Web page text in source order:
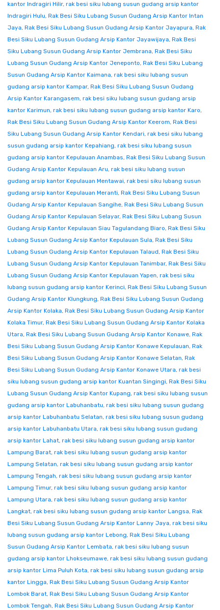
kantor Indragiri Hilir, rak besi siku lubang susun gudang arsip kantor
Indragiri Hulu, Rak Besi Siku Lubang Susun Gudang Arsip Kantor Intan
Jaya, Rak Besi Siku Lubang Susun Gudang Arsip Kantor Jayapura, Rak
Besi Siku Lubang Susun Gudang Arsip Kantor Jayawijaya, Rak Besi
Siku Lubang Susun Gudang Arsip Kantor Jembrana, Rak Besi Siku
Lubang Susun Gudang Arsip Kantor Jeneponto, Rak Besi Siku Lubang
Susun Gudang Arsip Kantor Kaimana, rak besi siku lubang susun
gudang arsip kantor Kampar, Rak Besi Siku Lubang Susun Gudang
Arsip Kantor Karangasem, rak besi siku lubang susun gudang arsip
kantor Karimun, rak besi siku lubang susun gudang arsip kantor Karo,
Rak Besi Siku Lubang Susun Gudang Arsip Kantor Keerom, Rak Besi
Siku Lubang Susun Gudang Arsip Kantor Kendari, rak besi siku lubang
susun gudang arsip kantor Kepahiang, rak besi siku lubang susun
gudang arsip kantor Kepulauan Anambas, Rak Besi Siku Lubang Susun
Gudang Arsip Kantor Kepulauan Aru, rak besi siku lubang susun
gudang arsip kantor Kepulauan Mentawai, rak besi siku lubang susun
gudang arsip kantor Kepulauan Meranti, Rak Besi Siku Lubang Susun
Gudang Arsip Kantor Kepulauan Sangihe, Rak Besi Siku Lubang Susun
Gudang Arsip Kantor Kepulauan Selayar, Rak Besi Siku Lubang Susun
Gudang Arsip Kantor Kepulauan Siau Tagulandang Biaro, Rak Besi Siku
Lubang Susun Gudang Arsip Kantor Kepulauan Sula, Rak Besi Siku
Lubang Susun Gudang Arsip Kantor Kepulauan Talaud, Rak Besi Siku
Lubang Susun Gudang Arsip Kantor Kepulauan Tanimbar, Rak Besi Siku
Lubang Susun Gudang Arsip Kantor Kepulauan Yapen, rak besi siku
lubang susun gudang arsip kantor Kerinci, Rak Besi Siku Lubang Susun
Gudang Arsip Kantor Klungkung, Rak Besi Siku Lubang Susun Gudang
Arsip Kantor Kolaka, Rak Besi Siku Lubang Susun Gudang Arsip Kantor
Kolaka Timur, Rak Besi Siku Lubang Susun Gudang Arsip Kantor Kolaka
Utara, Rak Besi Siku Lubang Susun Gudang Arsip Kantor Konawe, Rak
Besi Siku Lubang Susun Gudang Arsip Kantor Konawe Kepulauan, Rak
Besi Siku Lubang Susun Gudang Arsip Kantor Konawe Selatan, Rak
Besi Siku Lubang Susun Gudang Arsip Kantor Konawe Utara, rak besi
siku lubang susun gudang arsip kantor Kuantan Singingi, Rak Besi Siku
Lubang Susun Gudang Arsip Kantor Kupang, rak besi siku lubang susun
gudang arsip kantor Labuhanbatu, rak besi siku lubang susun gudang
arsip kantor Labuhanbatu Selatan, rak besi siku lubang susun gudang
arsip kantor Labuhanbatu Utara, rak besi siku lubang susun gudang
arsip kantor Lahat, rak besi siku lubang susun gudang arsip kantor
Lampung Barat, rak besi siku lubang susun gudang arsip kantor
Lampung Selatan, rak besi siku lubang susun gudang arsip kantor
Lampung Tengah, rak besi siku lubang susun gudang arsip kantor
Lampung Timur, rak besi siku lubang susun gudang arsip kantor
Lampung Utara, rak besi siku lubang susun gudang arsip kantor
Langkat, rak besi siku lubang susun gudang arsip kantor Langsa, Rak
Besi Siku Lubang Susun Gudang Arsip Kantor Lanny Jaya, rak besi siku
lubang susun gudang arsip kantor Lebong, Rak Besi Siku Lubang
Susun Gudang Arsip Kantor Lembata, rak besi siku lubang susun
gudang arsip kantor Lhokseumawe, rak besi siku lubang susun gudang
arsip kantor Lima Puluh Kota, rak besi siku lubang susun gudang arsip
kantor Lingga, Rak Besi Siku Lubang Susun Gudang Arsip Kantor
Lombok Barat, Rak Besi Siku Lubang Susun Gudang Arsip Kantor
Lombok Tengah, Rak Besi Siku Lubang Susun Gudang Arsip Kantor